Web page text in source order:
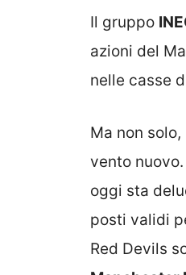
Il gruppo
azioni del
nelle casse
Ma non
vento
oggi sta
posti validi
Red Devils